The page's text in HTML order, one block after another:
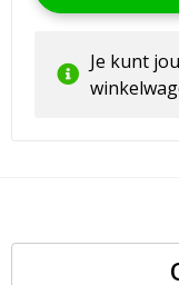
Je kunt